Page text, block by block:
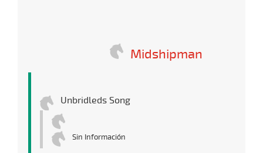
Midshipman
Unbridleds Song
Sin Información